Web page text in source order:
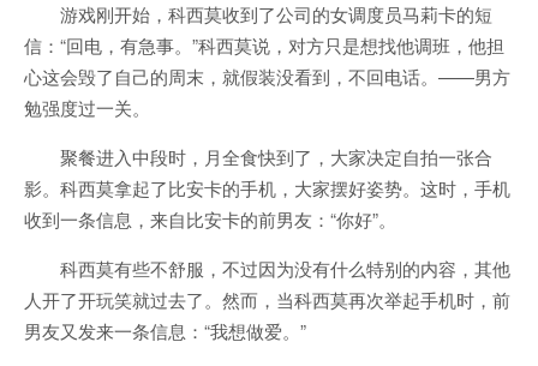
游戏刚开始，科西莫收到了公司的女调度员马莉卡的短
信：“回电，有急事。”科西莫说，对方只是想找他调班，他担
心这会毁了自己的周末，就假装没看到，不回电话。——男方
勉强度过一关。
聚餐进入中段时，月全食快到了，大家决定自拍一张合
影。科西莫拿起了比安卡的手机，大家摆好姿势。这时，手机
收到一条信息，来自比安卡的前男友：“你好”。
科西莫有些不舒服，不过因为没有什么特别的内容，其他
人开了开玩笑就过去了。然而，当科西莫再次举起手机时，前
男友又发来一条信息：“我想做爱。”